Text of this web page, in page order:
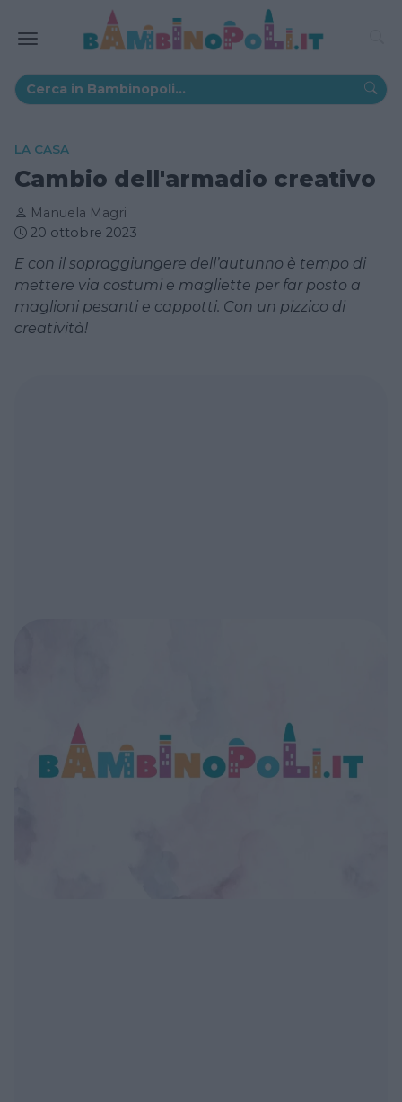
LA CASA
Cambio dell'armadio creativo
Manuela Magri
20 ottobre 2023
E con il sopraggiungere dell’autunno è tempo di
mettere via costumi e magliette per far posto a
maglioni pesanti e cappotti. Con un pizzico di
creatività!